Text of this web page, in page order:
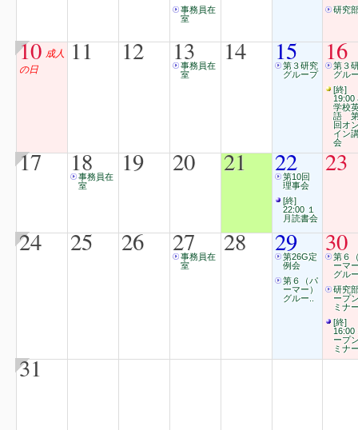
事務員在
室
研究
10 成人
の日
11 12 13
事務員在
室
14 15
第３研究
グループ
16
第３
グル
[終]
19:00
学校
語
回オ
イン
会
17 18
事務員在
室
19 20 21 22
第10回
理事会
[終]
22:00 １
月読書会
23
24 25 26 27
事務員在
室
28 29
第26G定
例会
第６（パ
ーマー）
グルー..
30
第６
ーマ
グル
研究
ープ
ミナ
[終]
16:00
ープ
ミナ
31